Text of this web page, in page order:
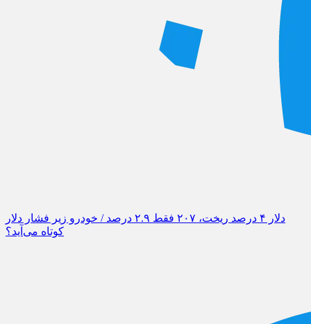
دلار ۴ درصد ریخت، ۲۰۷ فقط ۲.۹ درصد / خودرو زیر فشار دلار
کوتاه می‌آید؟